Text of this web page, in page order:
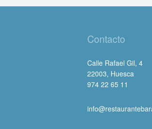
Contacto
Calle Rafael Gil, 4
22003, Huesca
974 22 65 11